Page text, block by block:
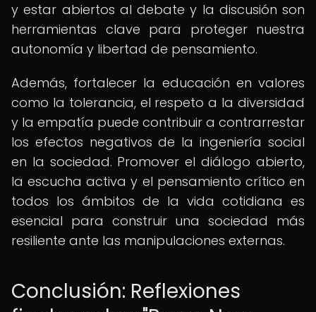
y estar abiertos al debate y la discusión son
herramientas clave para proteger nuestra
autonomía y libertad de pensamiento.
Además, fortalecer la educación en valores
como la tolerancia, el respeto a la diversidad
y la empatía puede contribuir a contrarrestar
los efectos negativos de la ingeniería social
en la sociedad. Promover el diálogo abierto,
la escucha activa y el pensamiento crítico en
todos los ámbitos de la vida cotidiana es
esencial para construir una sociedad más
resiliente ante las manipulaciones externas.
Conclusión: Reflexiones